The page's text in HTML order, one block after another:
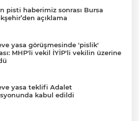
pisti haberimiz sonrası Bursa
açıklama
yasa görüşmesinde 'pislik'
MHP'li vekil İYİP'li vekilin üzerine
yasa teklifi Adalet
kabul edildi